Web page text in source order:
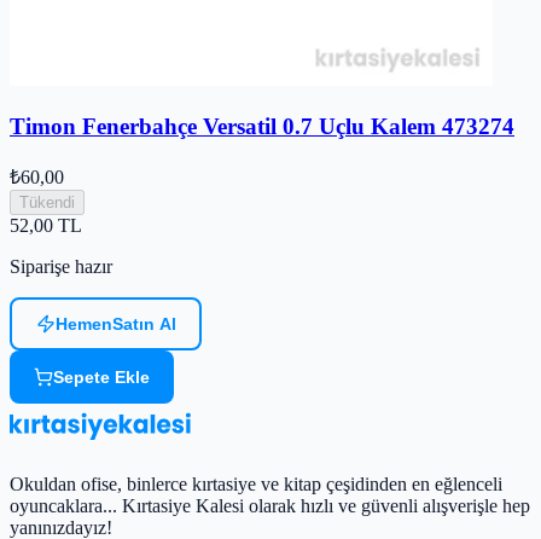
Timon Fenerbahçe Versatil 0.7 Uçlu Kalem 473274
₺60,00
Tükendi
52,00 TL
Siparişe hazır
HemenSatın Al
Sepete Ekle
Okuldan ofise, binlerce kırtasiye ve kitap çeşidinden en eğlenceli
oyuncaklara... Kırtasiye Kalesi olarak hızlı ve güvenli alışverişle hep
yanınızdayız!